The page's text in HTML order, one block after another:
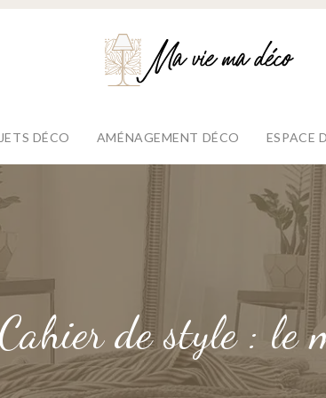
DÉCO AMÉNAGEMENT DÉCO ESPACE
de style : le